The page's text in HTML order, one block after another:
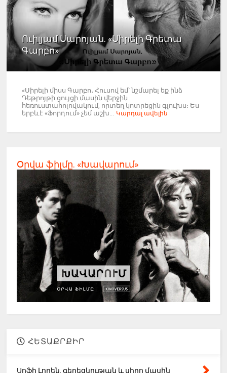
Ուիլյամ Սարոյան. «Սիրելի Գրետա
Գարբո»
«Սիրելի միսս Գարբո․ Հուսով եմ՝ նշմարել եք ինձ
Դեթրոյթի ցույցի մասին վերջին
հեռուստահոլովակում, որտեղ կոտրեցին գլուխս։ Ես
երբևէ «Ֆորդում» չեմ աշխ... Կարդալ ավելին
Օրվա ֆիլմը. «Խավարում»
ՀԵՏԱՔՐՔԻՐ
Սոֆի Լորեն. գեղեցկության և սիրո մասին